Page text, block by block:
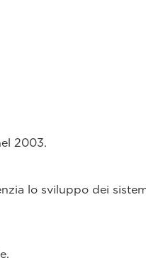
2003.
lo sviluppo dei